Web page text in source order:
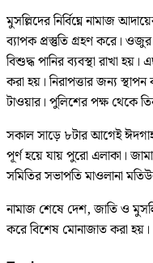
মুসল্লিদের নির্বিঘ্নে নামাজ
ব্যাপক প্রস্তুতি গ্রহণ করে। ওজুর
বিশুদ্ধ পানির ব্যবস্থা রাখা
করা হয়। নিরাপত্তার জন্য
টাওয়ার। পুলিশের পক্ষ থেকে তিন
সকাল সাড়ে ৮টার আগেই ঈদগাহ
পূর্ণ হয়ে যায় পুরো এলাকা।
সমিতির সভাপতি মাওলানা
নামাজ শেষে দেশ, জাতি ও
করে বিশেষ মোনাজাত করা হয়।